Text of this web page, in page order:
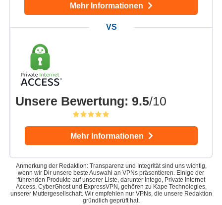
Mehr Informationen
Unsere Bewertung: 9.5/10
Mehr Informationen
Anmerkung der Redaktion: Transparenz und Integrität sind uns wichtig,
wenn wir Dir unsere beste Auswahl an VPNs präsentieren. Einige der
führenden Produkte auf unserer Liste, darunter Intego, Private Internet
Access, CyberGhost und ExpressVPN, gehören zu Kape Technologies,
unserer Muttergesellschaft. Wir empfehlen nur VPNs, die unsere Redaktion
gründlich geprüft hat.